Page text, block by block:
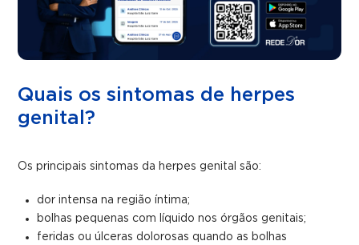
Quais os sintomas de herpes
genital?
Os principais sintomas da herpes genital são:
dor intensa na região íntima;
bolhas pequenas com líquido nos órgãos genitais;
feridas ou úlceras dolorosas quando as bolhas